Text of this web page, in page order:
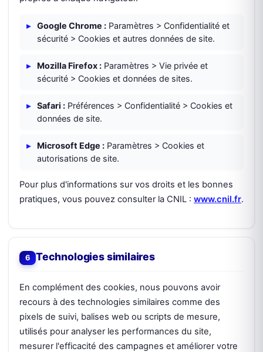
Google Chrome : Paramètres > Confidentialité et
sécurité > Cookies et autres données de site.
Mozilla Firefox : Paramètres > Vie privée et
sécurité > Cookies et données de sites.
Safari : Préférences > Confidentialité > Cookies et
données de site.
Microsoft Edge : Paramètres > Cookies et
autorisations de site.
Pour plus d'informations sur vos droits et les bonnes
pratiques, vous pouvez consulter la CNIL : www.cnil.fr.
Technologies similaires
En complément des cookies, nous pouvons avoir
recours à des technologies similaires comme des
pixels de suivi, balises web ou scripts de mesure,
utilisés pour analyser les performances du site,
mesurer l'efficacité des campagnes et améliorer votre